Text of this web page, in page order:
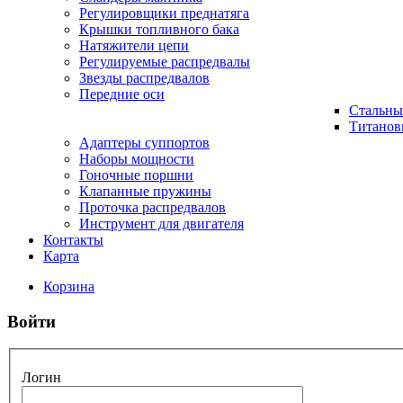
Регулировщики преднатяга
Крышки топливного бака
Натяжители цепи
Регулируемые распредвалы
Звезды распредвалов
Передние оси
Адаптеры суппортов
Наборы мощности
Гоночные поршни
Клапанные пружины
Проточка распредвалов
Инструмент для двигателя
Контакты
Карта
Корзина
Войти
Логин